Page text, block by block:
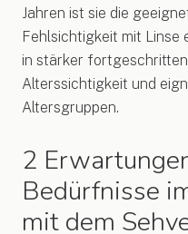
Jahren ist sie die
Fehlsichtigkeit mit Linse
in stärker
Alterssichtigkeit und
Altersgruppen.
2
Bedürfnisse
mit dem